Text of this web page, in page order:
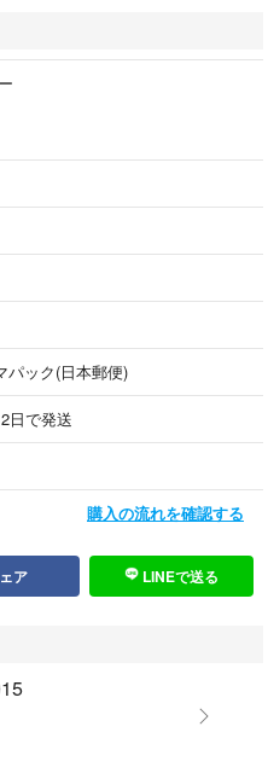
たら質問からご連絡をお願いしま
パック(日本郵便)
日で発送
購入の流れを確認する
ア LINEで送る